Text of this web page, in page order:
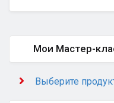
Мои Мастер-
Выберите